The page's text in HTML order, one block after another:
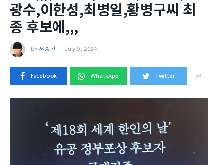
광수,이한성,최병일,황병구씨 최
종 후보에,,,
By서승건 July 9, 2024
Facebook WhatsApp Twitter